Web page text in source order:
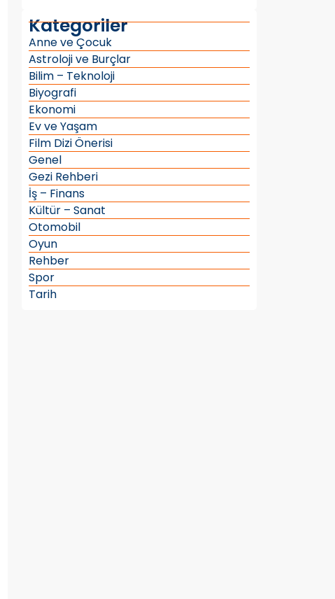
Kategoriler
Anne ve Çocuk
Astroloji ve Burçlar
Bilim – Teknoloji
Biyografi
Ekonomi
Ev ve Yaşam
Film Dizi Önerisi
Genel
Gezi Rehberi
İş – Finans
Kültür – Sanat
Otomobil
Oyun
Rehber
Spor
Tarih